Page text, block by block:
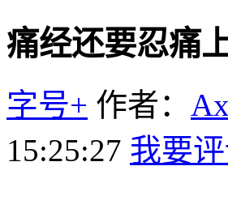
痛经还要忍痛
字号+ 作者：
15:25:27 我要